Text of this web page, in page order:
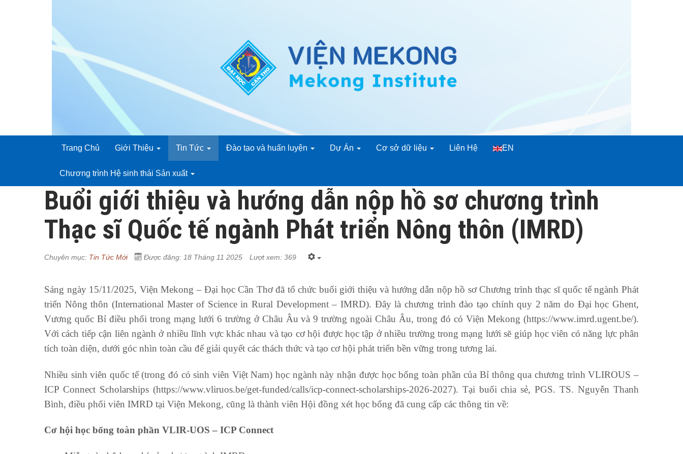
Trang Chủ Giới Thiệu Tin Tức Đào tạo và huấn luyện Dự Án Cơ sở dữ liệu Liên Hệ EN
Chương trình Hệ sinh thái Sản xuất
Buổi giới thiệu và hướng dẫn nộp hồ sơ chương trình
Thạc sĩ Quốc tế ngành Phát triển Nông thôn (IMRD)
Chuyên mục: Tin Tức Mới Được đăng: 18 Tháng 11 2025 Lượt xem: 369
Sáng ngày 15/11/2025, Viện Mekong – Đại học Cần Thơ đã tổ chức buổi giới thiệu và hướng dẫn nộp hồ sơ Chương trình thạc sĩ quốc tế ngành Phát
triển Nông thôn (International Master of Science in Rural Development – IMRD). Đây là chương trình đào tạo chính quy 2 năm do Đại học Ghent,
Vương quốc Bỉ điều phối trong mạng lưới 6 trường ở Châu Âu và 9 trường ngoài Châu Âu, trong đó có Viện Mekong (https://www.imrd.ugent.be/).
Với cách tiếp cận liên ngành ở nhiều lĩnh vực khác nhau và tạo cơ hội được học tập ở nhiều trường trong mạng lưới sẽ giúp học viên có năng lực phân
tích toàn diện, dưới góc nhìn toàn cầu để giải quyết các thách thức và tạo cơ hội phát triển bền vững trong tương lai.
Nhiều sinh viên quốc tế (trong đó có sinh viên Việt Nam) học ngành này nhận được học bổng toàn phần của Bỉ thông qua chương trình VLIROUS –
ICP Connect Scholarships (https://www.vliruos.be/get-funded/calls/icp-connect-scholarships-2026-2027). Tại buổi chia sẻ, PGS. TS. Nguyễn Thanh
Bình, điều phối viên IMRD tại Viện Mekong, cũng là thành viên Hội đồng xét học bổng đã cung cấp các thông tin về:
Cơ hội học bổng toàn phần VLIR-UOS – ICP Connect